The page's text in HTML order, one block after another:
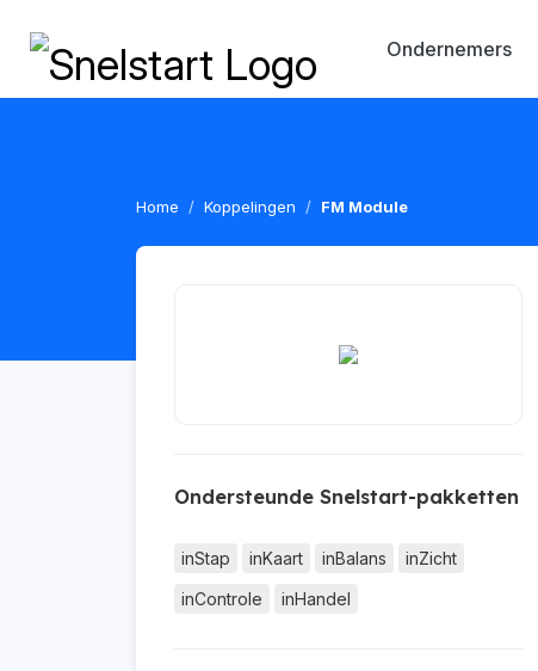
Ondernemers
Home Koppelingen FM Module
Ondersteunde Snelstart-pakketten
inStap inKaart inBalans
inZicht
inControle
inHandel